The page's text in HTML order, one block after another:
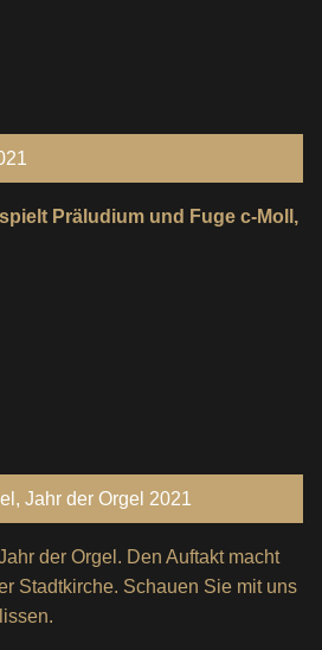
2021
Präludium und Fuge c-Moll,
Jahr der Orgel 2021
der Orgel. Den Auftakt macht
Stadtkirche. Schauen Sie mit uns